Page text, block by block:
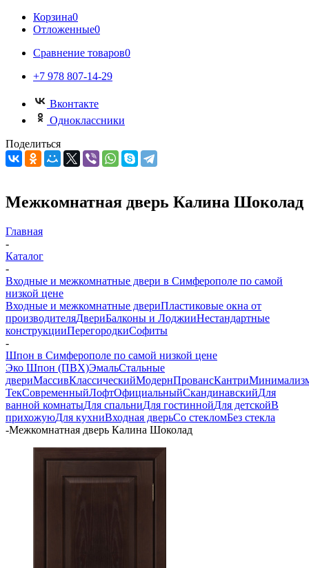
Корзина0
Отложенные0
Сравнение товаров0
+7 978 807-14-29
Вконтакте
Одноклассники
Поделиться
Межкомнатная дверь Калина Шоколад
Главная
-
Каталог
-
Входные и межкомнатные двери в Симферополе по самой
низкой цене
Входные и межкомнатные двериПластиковые окна от
производителяДвериБалконы и ЛоджииНестандартные
конструкцииПерегородкиСофиты
-
Шпон в Симферополе по самой низкой цене
Эко Шпон (ПВХ)ЭмальСтальные
двериМассивКлассическийМодернПровансКантри
ТекСовременныйЛофтОфициальныйСкандинавскийДля
ванной комнатыДля спальниДля гостиннойДля детскойВ
прихожуюДля кухниВходная дверьСо стекломБез стекла
-Межкомнатная дверь Калина Шоколад